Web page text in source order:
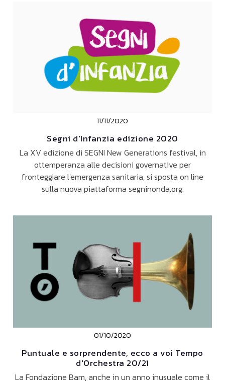
11/11/2020
Segni d'Infanzia edizione 2020
La XV edizione di SEGNI New Generations festival, in
ottemperanza alle decisioni governative per
fronteggiare l'emergenza sanitaria, si sposta on line
sulla nuova piattaforma segninonda.org.
01/10/2020
Puntuale e sorprendente, ecco a voi Tempo
d'Orchestra 20/21
La Fondazione Bam, anche in un anno inusuale come il